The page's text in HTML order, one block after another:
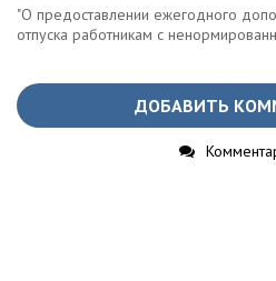
"О предоставлении ежегодного
отпуска работникам с
ДОБАВИТЬ